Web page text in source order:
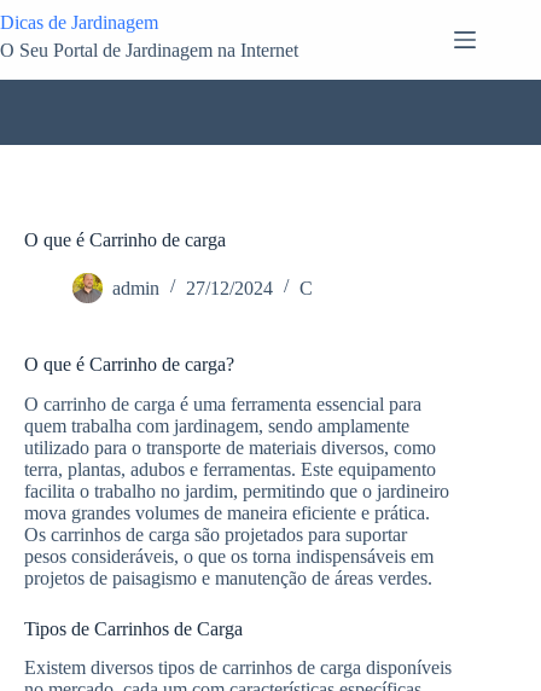
para
o
Dicas de Jardinagem
O Seu Portal de Jardinagem na Internet
O que é Carrinho de carga
admin 27/12/2024 C
O que é Carrinho de carga?
O carrinho de carga é uma ferramenta essencial para
quem trabalha com jardinagem, sendo amplamente
utilizado para o transporte de materiais diversos, como
terra, plantas, adubos e ferramentas. Este equipamento
facilita o trabalho no jardim, permitindo que o jardineiro
mova grandes volumes de maneira eficiente e prática.
Os carrinhos de carga são projetados para suportar
pesos consideráveis, o que os torna indispensáveis em
projetos de paisagismo e manutenção de áreas verdes.
Tipos de Carrinhos de Carga
Existem diversos tipos de carrinhos de carga disponíveis